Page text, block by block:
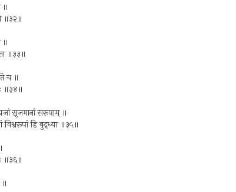
॥
॥३२॥
॥
॥३३॥
च ॥
॥३४॥
सृजमानां सरूपाम् ॥
विश्वरूपां हि बुद्ध्या ॥३५॥
॥३६॥
॥